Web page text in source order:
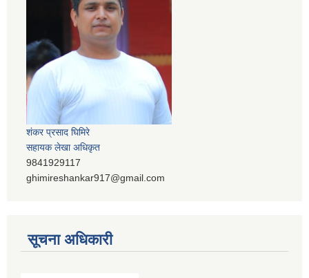
शंकर प्रसाद घिमिरे
सहायक लेखा अधिकृत
9841929117
ghimireshankar917@gmail.com
सूचना अधिकारी